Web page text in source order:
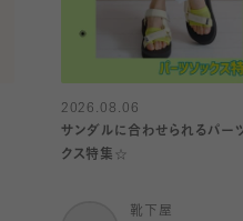
2026.08.06
サンダルに合わせられるパー
クス特集☆
靴下屋